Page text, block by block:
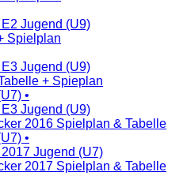
Jugend (U9)
Spielplan
Jugend (U9)
+ Spieplan
•
Jugend (U9)
2016 Spielplan & Tabelle
•
Jugend (U7)
2017 Spielplan & Tabelle